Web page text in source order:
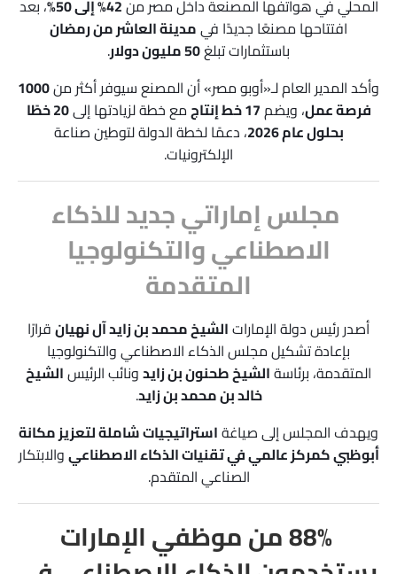
المحلي في هواتفها المصنعة داخل مصر من42% إلى 50%
، بعد
افتتاحها مصنعًا جديدًا فيمدينة العاشر من رمضان
باستثمارات تبلغ50 مليون دولار
.
وأكد المدير العام لـ«أوبو مصر» أن المصنع سيوفر أكثر من1000
فرصة عمل، ويضم17 خط إنتاج مع خطة لزيادتها إلى
20 خطًا
بحلول عام 2026
، دعمًا لخطة الدولة لتوطين صناعة
الإلكترونيات.
مجلس إماراتي جديد للذكاء
الاصطناعي والتكنولوجيا
المتقدمة
أصدر رئيس دولة الإماراتالشيخ محمد بن زايد آل نهيانقرارًا
بإعادة تشكيل مجلس الذكاء الاصطناعي والتكنولوجيا
المتقدمة، برئاسةالشيخ طحنون بن زايدونائب الرئيسالشيخ
خالد بن محمد بن زايد.
ويهدف المجلس إلى صياغةاستراتيجيات شاملة لتعزيز مكانة
أبوظبي كمركز عالمي في تقنيات الذكاء الاصطناعيوالابتكار
الصناعي المتقدم.
88% من موظفي الإمارات